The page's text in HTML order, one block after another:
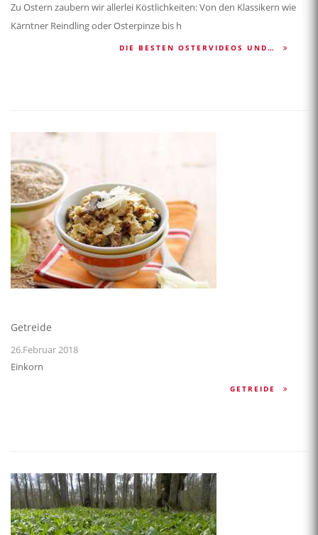
Zu Ostern zaubern wir allerlei Köstlichkeiten: Von den Klassikern wie
Kärntner Reindling oder Osterpinze bis h
DIE BESTEN OSTERVIDEOS UND…
Getreide
26.Februar 2018
Einkorn
GETREIDE